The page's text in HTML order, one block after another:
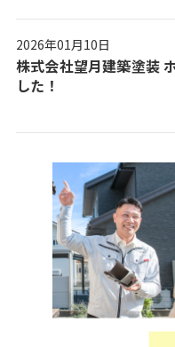
2026年01月10日
株式会社望月建築塗装
した！